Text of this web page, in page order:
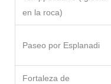
en la roca)
Paseo por Esplanadi
Fortaleza de